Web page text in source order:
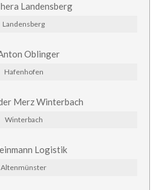
Landensberg
Hafenhofen
Winterbach
Altenmünster